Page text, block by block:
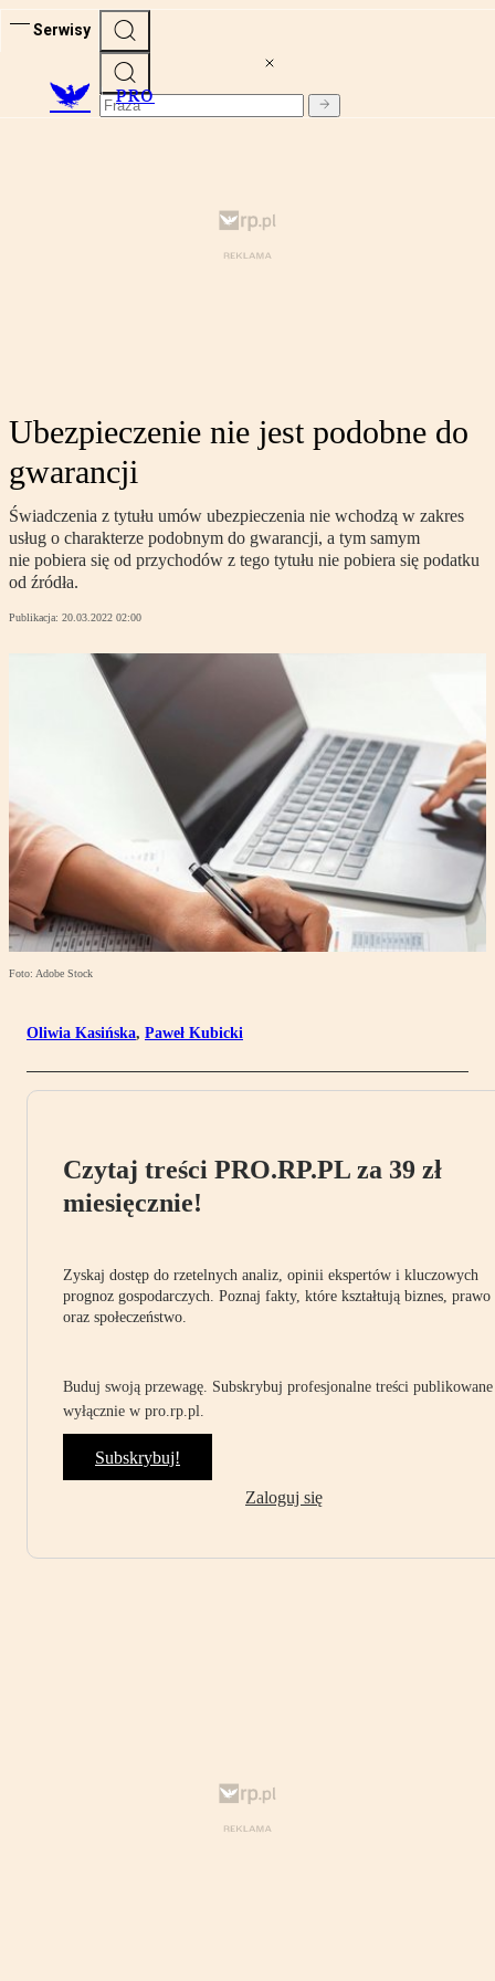
Serwisy
PRO
Ubezpieczenie nie jest podobne do
gwarancji
Świadczenia z tytułu umów ubezpieczenia nie wchodzą w zakres
usług o charakterze podobnym do gwarancji, a tym samym
nie pobiera się od przychodów z tego tytułu nie pobiera się podatku
od źródła.
Publikacja: 20.03.2022 02:00
Foto: Adobe Stock
Oliwia Kasińska, Paweł Kubicki
Czytaj treści PRO.RP.PL za 39 zł
miesięcznie!
Zyskaj dostęp do rzetelnych analiz, opinii ekspertów i kluczowych
prognoz gospodarczych. Poznaj fakty, które kształtują biznes, prawo
oraz społeczeństwo.
Buduj swoją przewagę. Subskrybuj profesjonalne treści publikowane
wyłącznie w pro.rp.pl.
Subskrybuj!
Zaloguj się